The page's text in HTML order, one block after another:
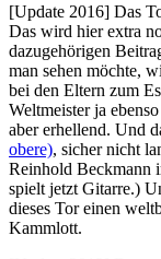
[Update 2016] Das
Das wird hier extra
dazugehörigen
man sehen möchte,
bei den Eltern zum
Weltmeister ja
aber erhellend. Und
obere), sicher nicht
Reinhold Beckmann
spielt jetzt Gitarre.)
dieses Tor einen
Kammlott.